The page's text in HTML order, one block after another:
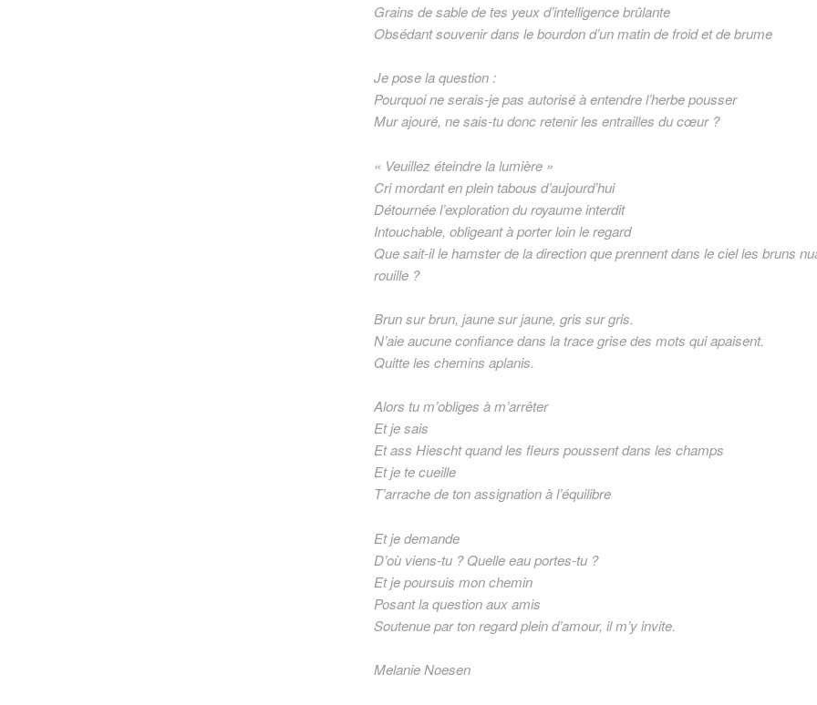
Grains de sable de tes yeux d’intelligence brûlante
Obsédant souvenir dans le bourdon d’un matin de froid et de brume
Je pose la question :
Pourquoi ne serais-je pas autorisé à entendre l’herbe pousser
Mur ajouré, ne sais-tu donc retenir les entrailles du cœur ?
« Veuillez éteindre la lumière »
Cri mordant en plein tabous d’aujourd’hui
Détournée l’exploration du royaume interdit
Intouchable, obligeant à porter loin le regard
Que sait-il le hamster de la direction que prennent dans le ciel les bruns
rouille ?
Brun sur brun, jaune sur jaune, gris sur gris.
N’aie aucune confiance dans la trace grise des mots qui apaisent.
Quitte les chemins aplanis.
Alors tu m’obliges à m’arrêter
Et je sais
Et ass Hiescht quand les fleurs poussent dans les champs
Et je te cueille
T’arrache de ton assignation à l’équilibre
Et je demande
D’où viens-tu ? Quelle eau portes-tu ?
Et je poursuis mon chemin
Posant la question aux amis
Soutenue par ton regard plein d’amour, il m’y invite.
Melanie Noesen